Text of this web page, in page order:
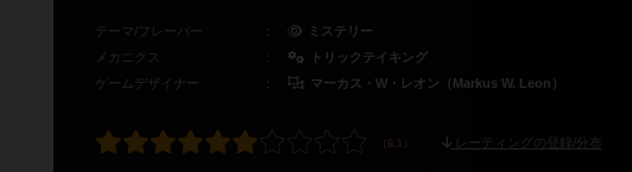
テーマ/フレーバー ：
ミステリー
メカニクス
：
トリックテイキング
ゲームデザイナー
： マーカス・W・レオン（Markus W. Leon）
レーティングの登録/分布